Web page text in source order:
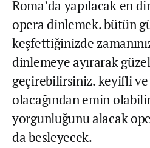
Roma’da yapılacak en
opera dinlemek. bütün
keşfettiğinizde
dinlemeye ayırarak
geçirebilirsiniz. keyifli
olacağından emin
yorgunluğunu alacak
da besleyecek.